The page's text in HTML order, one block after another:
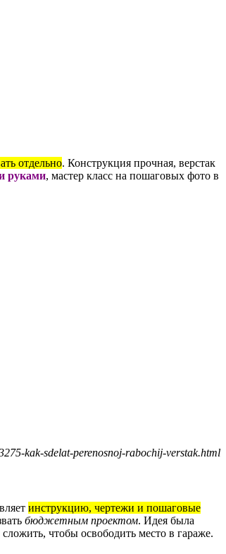
отдельно. Конструкция прочная, верстак
руками, мастер класс на пошаговых фото в
kak-sdelat-perenosnoj-rabochij-verstak.html
инструкцию, чертежи и пошаговые
бюджетным проектом. Идея была
чтобы освободить место в гараже.